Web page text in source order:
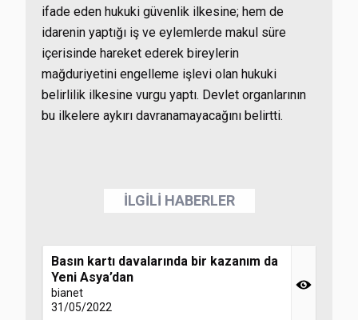
ifade eden hukuki güvenlik ilkesine; hem de
idarenin yaptığı iş ve eylemlerde makul süre
içerisinde hareket ederek bireylerin
mağduriyetini engelleme işlevi olan hukuki
belirlilik ilkesine vurgu yaptı. Devlet organlarının
bu ilkelere aykırı davranamayacağını belirtti.
İLGİLİ HABERLER
Basın kartı davalarında bir kazanım da
Yeni Asya’dan
bianet
31/05/2022